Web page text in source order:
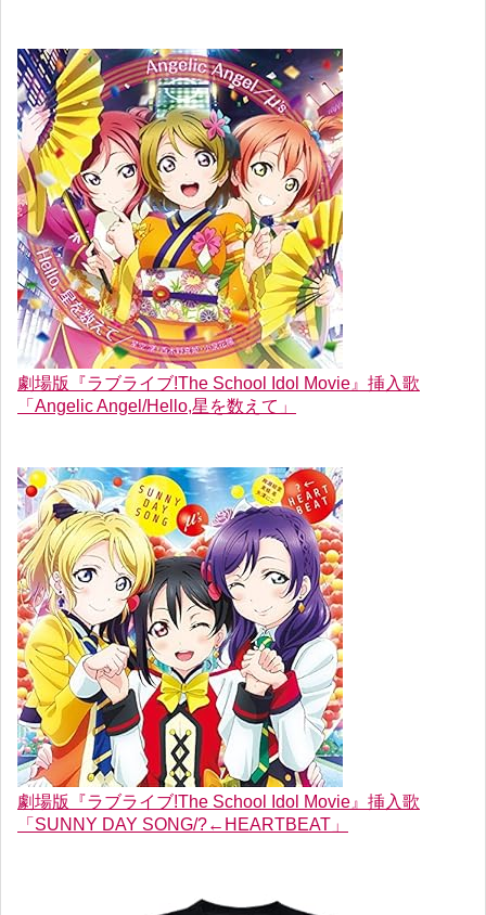
劇場版『ラブライブ!The School Idol Movie』挿入歌
「Angelic Angel/Hello,星を数えて」
劇場版『ラブライブ!The School Idol Movie』挿入歌
「SUNNY DAY SONG/?←HEARTBEAT」